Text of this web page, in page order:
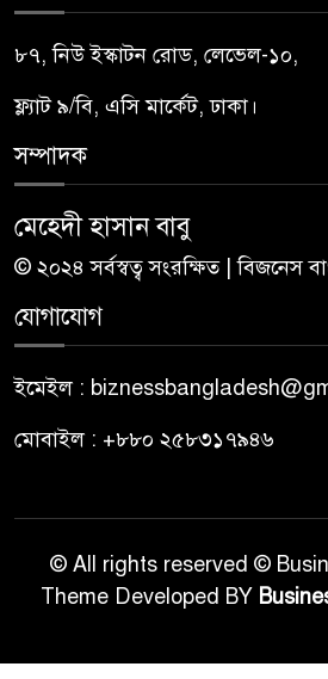
৮৭, নিউ ইস্কাটন রোড, লেভেল-১০,
ফ্ল্যাট ৯/বি, এসি মার্কেট, ঢাকা।
সম্পাদক
মেহেদী হাসান বাবু
© ২০২৪ সর্বস্বত্ব সংরক্ষিত | বিজনেস
যোগাযোগ
ইমেইল :
মোবাইল : +৮৮০ ২৫৮৩১৭৯৪৬
© All rights reserved ©
Theme Developed BY